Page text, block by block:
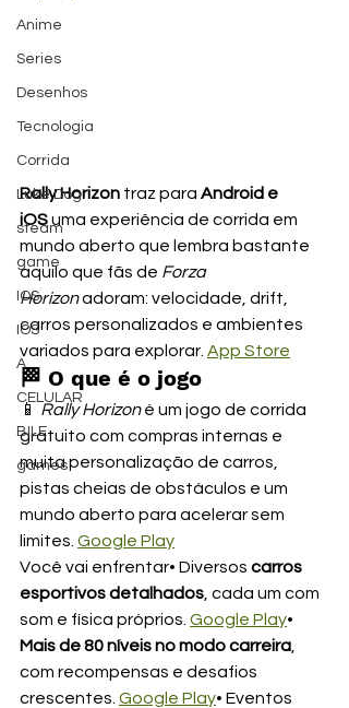
Anime
Series
Desenhos
Tecnologia
Corrida
Luke Dog
steam
game
IOS
IOS
A
CELULAR
BILE
games
Rally Horizon traz para Android e
iOS uma experiência de corrida em
mundo aberto que lembra bastante
aquilo que fãs de Forza
Horizon adoram: velocidade, drift,
carros personalizados e ambientes
variados para explorar. App Store
🏁 O que é o jogo
📱 Rally Horizon é um jogo de corrida
gratuito com compras internas e
muita personalização de carros,
pistas cheias de obstáculos e um
mundo aberto para acelerar sem
limites. Google Play
Você vai enfrentar• Diversos carros
esportivos detalhados , cada um com
som e física próprios. Google Play•
Mais de 80 níveis no modo carreira
com recompensas e desafios
crescentes. Google Play• Eventos